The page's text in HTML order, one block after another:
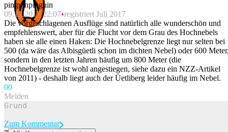
pinguinpinguin
09.12.2017 22:07 registriert Juli 2017
Die vorgeschlagenen Ausflüge sind natürlich alle wunderschön und
empfehlenswert, aber für die Flucht vor dem Grau des Hochnebels
haben sie alle einen Haken: Die Hochnebelgrenze liegt nur selten bei
500 (da wäre das Albisgüetli schon im dichten Nebel) oder 600
sondern in den letzten Jahren häufig um 800 Meter (die
Hochnebelgrenze ist wohl angestiegen, siehe dazu ein NZZ-Artikel
von 2011) - deshalb liegt auch der Üetliberg leider häufig im Nebel.
00
Melden
Zum Kommentar